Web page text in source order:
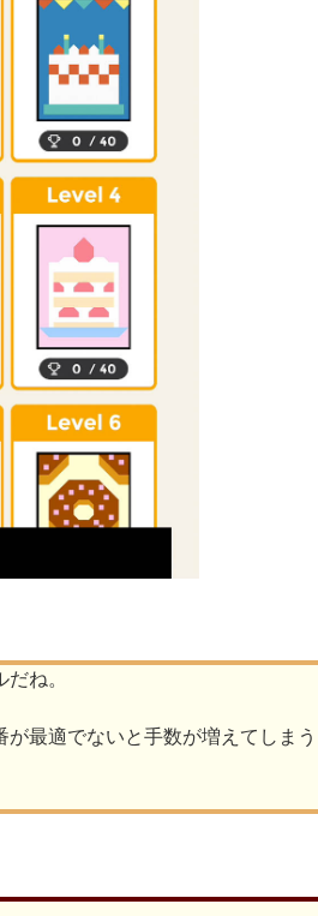
ね。
最適でないと手数が増えてしまう